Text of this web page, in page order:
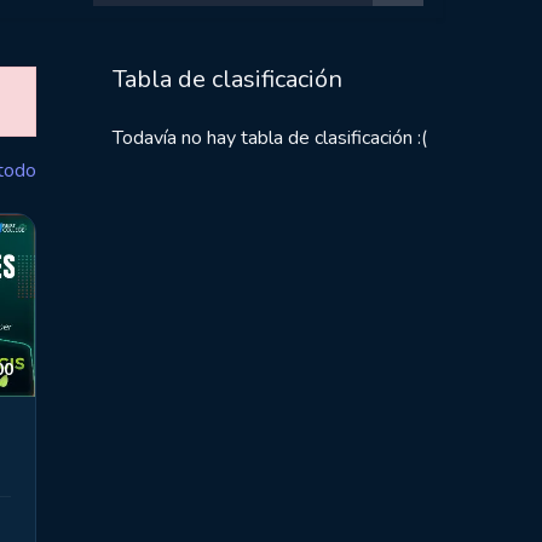
Tabla de clasificación
Todavía no hay tabla de clasificación :(